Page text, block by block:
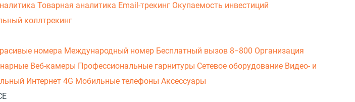
Товарная аналитика Email-трекинг Окупаемость инвестиций
коллтрекинг
номера Международный номер Бесплатный вызов 8−800 Организация
Веб-камеры Профессиональные гарнитуры Сетевое оборудование Видео- и
Интернет 4G Мобильные телефоны Аксессуары